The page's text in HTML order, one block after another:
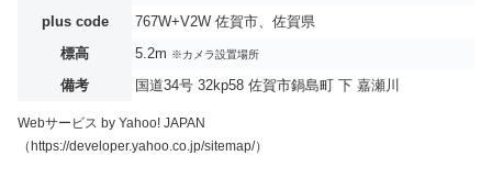
plus code
767W+V2W 佐賀市、佐賀県
標高
5.2m ※カメラ設置場所
備考 国道34号 32kp58 佐賀市鍋島町 下 嘉瀬川
Webサービス by Yahoo! JAPAN
（https://developer.yahoo.co.jp/sitemap/）